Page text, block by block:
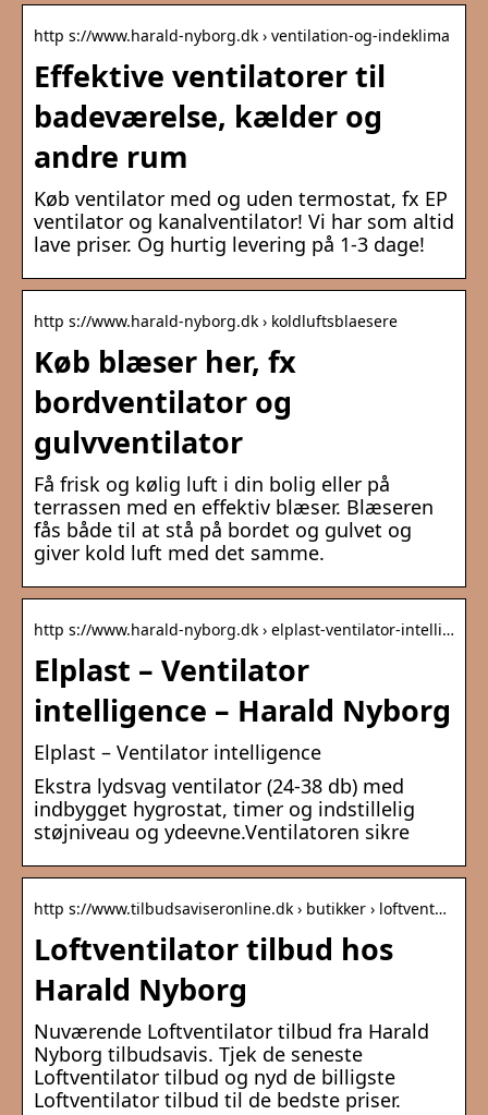
http s://www.harald-nyborg.dk › ventilation-og-indeklima
Effektive ventilatorer til
badeværelse, kælder og
andre rum
Køb ventilator med og uden termostat, fx EP
ventilator og kanalventilator! Vi har som altid
lave priser. Og hurtig levering på 1-3 dage!
http s://www.harald-nyborg.dk › koldluftsblaesere
Køb blæser her, fx
bordventilator og
gulvventilator
Få frisk og kølig luft i din bolig eller på
terrassen med en effektiv blæser. Blæseren
fås både til at stå på bordet og gulvet og
giver kold luft med det samme.
http s://www.harald-nyborg.dk › elplast-ventilator-intelli…
Elplast – Ventilator
intelligence – Harald Nyborg
Elplast – Ventilator intelligence
Ekstra lydsvag ventilator (24-38 db) med
indbygget hygrostat, timer og indstillelig
støjniveau og ydeevne.Ventilatoren sikre
http s://www.tilbudsaviseronline.dk › butikker › loftvent…
Loftventilator tilbud hos
Harald Nyborg
Nuværende Loftventilator tilbud fra Harald
Nyborg tilbudsavis. Tjek de seneste
Loftventilator tilbud og nyd de billigste
Loftventilator tilbud til de bedste priser.